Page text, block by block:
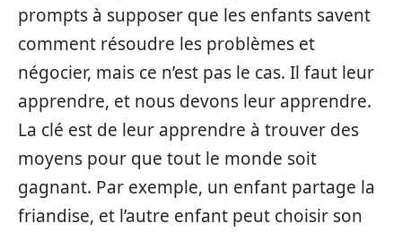
prompts à supposer que les enfants savent
comment résoudre les problèmes et
négocier, mais ce n’est pas le cas. Il faut leur
apprendre, et nous devons leur apprendre.
La clé est de leur apprendre à trouver des
moyens pour que tout le monde soit
gagnant. Par exemple, un enfant partage la
friandise, et l’autre enfant peut choisir son